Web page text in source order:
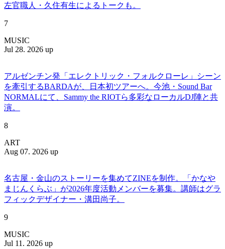
左官職人・久住有生によるトークも。
7
MUSIC
Jul 28. 2026 up
アルゼンチン発「エレクトリック・フォルクローレ」シーン
を牽引するBARDAが、日本初ツアーへ。今池・Sound Bar
NORMALにて、Sammy the RIOTら多彩なローカルDJ陣と共
演。
8
ART
Aug 07. 2026 up
名古屋・金山のストーリーを集めてZINEを制作。「かなや
まじんくらぶ」が2026年度活動メンバーを募集。講師はグラ
フィックデザイナー・溝田尚子。
9
MUSIC
Jul 11. 2026 up